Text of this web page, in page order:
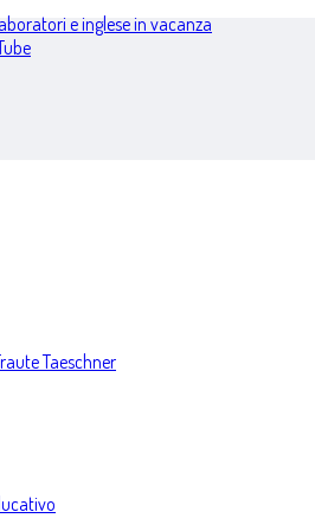
e inglese in vacanza
Taeschner